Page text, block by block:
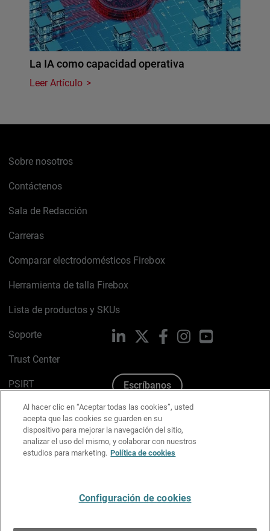
La IA como capacidad operativa
Leer Artículo
Sobre nosotros
Contáctenos
Sala de Redacción
Carreras
Comparar electrodomésticos Firebox
Herramienta de talla Firebox
Lista de productos y SKUs
Soporte
Trust Center
PSIRT
Política de cookies
Política de privacidad
Kit de medios y marca
LinkedIn FacebookInstagramYouTube
Escríbanos
Al hacer clic en “Aceptar todas las cookies”, usted
acepta que las cookies se guarden en su
dispositivo para mejorar la navegación del sitio,
analizar el uso del mismo, y colaborar con nuestros
estudios para marketing. Política de cookies
Configuración de cookies